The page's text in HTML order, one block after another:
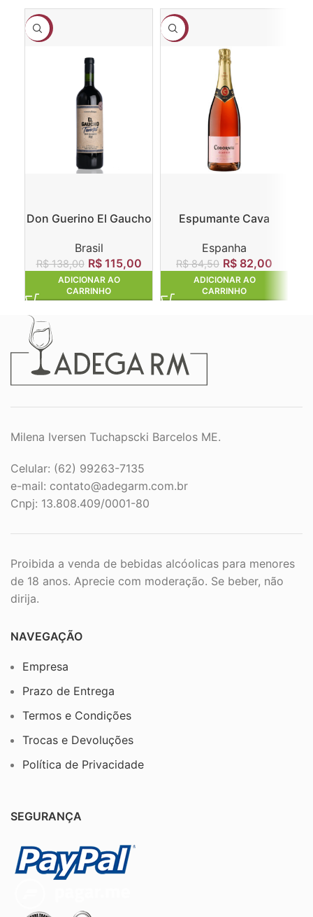
-17%
Don Guerino El Gaucho
Brasil
R$138,00 R$115,00
ADICIONAR AO
CARRINHO
-3%
Espumante Cava
Rosado
Espanha
R$84,50 R$ 82,00
ADICIONAR AO
CARRINHO
Milena Iversen Tuchapscki Barcelos ME.
Celular: (62) 99263-7135
e-mail: contato@adegarm.com.br
Cnpj: 13.808.409/0001-80
Proibida a venda de bebidas alcóolicas para menores
de 18 anos. Aprecie com moderação. Se beber, não
dirija.
NAVEGAÇÃO
Empresa
Prazo de Entrega
Termos e Condições
Trocas e Devoluções
Política de Privacidade
SEGURANÇA